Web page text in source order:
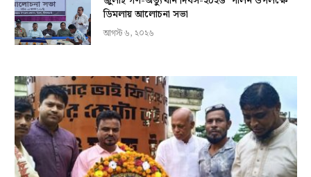
ডিমলায় আলোচনা সভা
আগস্ট ৬, ২০২৬